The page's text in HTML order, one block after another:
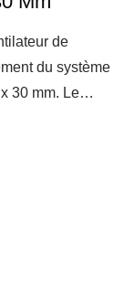
de
du système
30 mm. Le